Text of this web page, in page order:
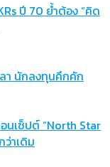
ปี 70 ย้ำต้อง “คิด
า นักลงทุนคึกคัก
นเซ็ปต์ “North Star
าเดิม